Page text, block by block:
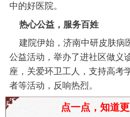
中的好医院。
热心公益，服务百姓
建院伊始，济南中研皮肤病
公益活动，举办了进社区做义
座，关爱环卫工人，支持高考
者等活动，反响热烈。
济南扁平疣专科医院推荐
点一点，知道